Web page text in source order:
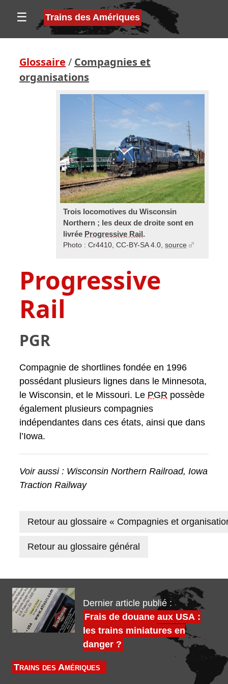
☰ Trains des Amériques
Glossaire / Compagnies et
organisations
Trois locomotives du Wisconsin
Northern ; les deux de droite sont en
livrée Progressive Rail.
Photo : Cr4410, CC-BY-SA 4.0, source
Progressive
Rail
PGR
Compagnie de shortlines fondée en 1996
possédant plusieurs lignes dans le Minnesota,
le Wisconsin, et le Missouri. Le PGR possède
également plusieurs compagnies
indépendantes dans ces états, ainsi que dans
l’Iowa.
Voir aussi : Wisconsin Northern Railroad, Iowa
Traction Railway
Retour au glossaire « Compagnies et
Retour au glossaire général
Dernier article publié :
Frais de douane aux USA :
les trains miniatures en
danger ?
Trains des Amériques